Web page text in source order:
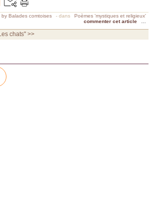
by Balades comtoises - dans
Poèmes 'mystiques et religieux'
commenter cet article
chats" >>